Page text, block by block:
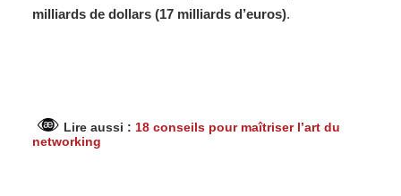
milliards de dollars (17 milliards d’euros).
Lire aussi : 18 conseils pour maîtriser l’art du
networking